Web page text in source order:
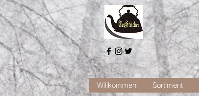
Willkommen Sortiment